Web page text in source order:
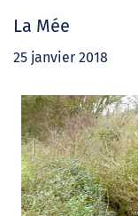
La Mée
25 janvier 2018